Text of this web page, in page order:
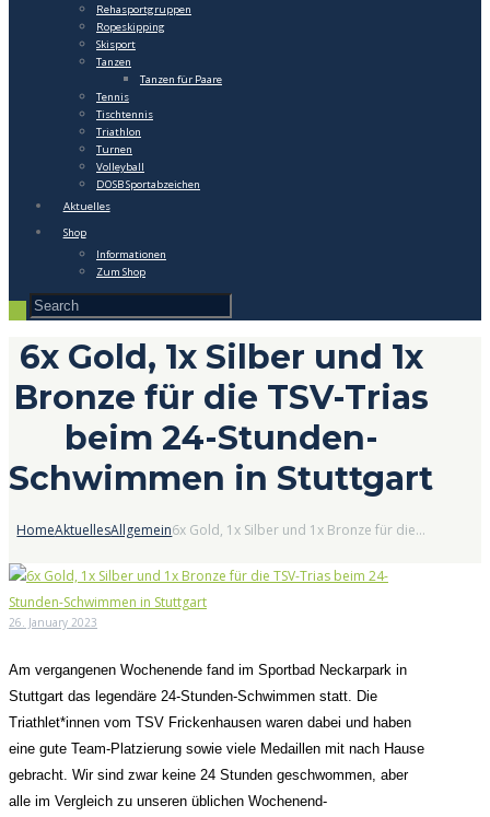
Rehasportgruppen
Ropeskipping
Skisport
Tanzen
Tanzen für Paare
Tennis
Tischtennis
Triathlon
Turnen
Volleyball
DOSB Sportabzeichen
Aktuelles
Shop
Informationen
Zum Shop
6x Gold, 1x Silber und 1x
Bronze für die TSV-Trias
beim 24-Stunden-
Schwimmen in Stuttgart
HomeAktuellesAllgemein6x Gold, 1x Silber und 1x Bronze für die...
26. January 2023
Am vergangenen Wochenende fand im Sportbad Neckarpark in
Stuttgart das legendäre 24-Stunden-Schwimmen statt. Die
Triathlet*innen vom TSV Frickenhausen waren dabei und haben
eine gute Team-Platzierung sowie viele Medaillen mit nach Hause
gebracht. Wir sind zwar keine 24 Stunden geschwommen, aber
alle im Vergleich zu unseren üblichen Wochenend-